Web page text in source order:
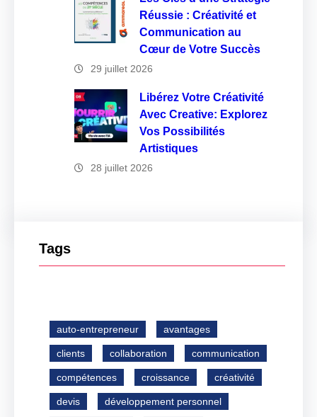
Réussie : Créativité et
Communication au
Cœur de Votre Succès
29 juillet 2026
Libérez Votre Créativité
Avec Creative: Explorez
Vos Possibilités
Artistiques
28 juillet 2026
Tags
auto-entrepreneur avantages
clients collaboration communication
compétences croissance créativité
devis développement personnel